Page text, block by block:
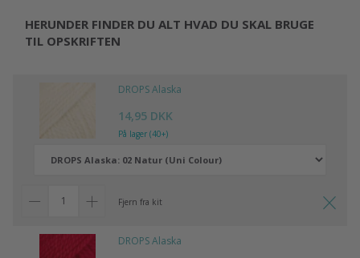
HERUNDER FINDER DU ALT HVAD DU SKAL BRUGE
TIL OPSKRIFTEN
DROPS Alaska
14,95 DKK
På lager (40+)
Fjern fra kit
DROPS Alaska